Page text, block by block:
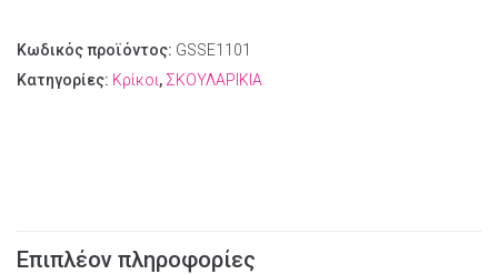
Κωδικός προϊόντος: GSSE1101
Κατηγορίες: Κρίκοι, ΣΚΟΥΛΑΡΙΚΙΑ
Επιπλέον πληροφορίες